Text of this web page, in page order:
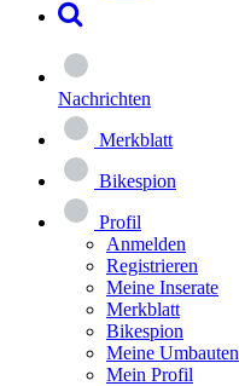
Nachrichten
Merkblatt
Bikespion
Profil
Anmelden
Registrieren
Meine Inserate
Merkblatt
Bikespion
Meine Umbauten
Mein Profil